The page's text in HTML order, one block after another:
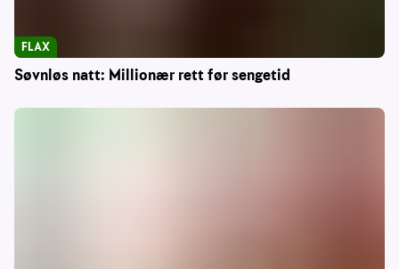
Søvnløs natt: Millionær rett før sengetid
FLAX